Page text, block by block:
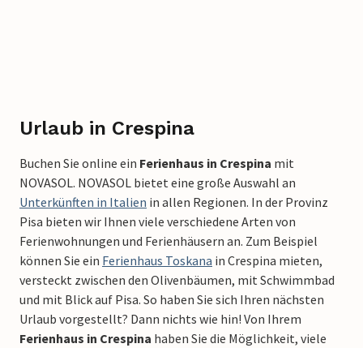
Urlaub in Crespina
Buchen Sie online ein Ferienhaus in Crespina mit
NOVASOL. NOVASOL bietet eine große Auswahl an
Unterkünften in Italien in allen Regionen. In der Provinz
Pisa bieten wir Ihnen viele verschiedene Arten von
Ferienwohnungen und Ferienhäusern an. Zum Beispiel
können Sie ein Ferienhaus Toskana in Crespina mieten,
versteckt zwischen den Olivenbäumen, mit Schwimmbad
und mit Blick auf Pisa. So haben Sie sich Ihren nächsten
Urlaub vorgestellt? Dann nichts wie hin! Von Ihrem
Ferienhaus in Crespina haben Sie die Möglichkeit, viele